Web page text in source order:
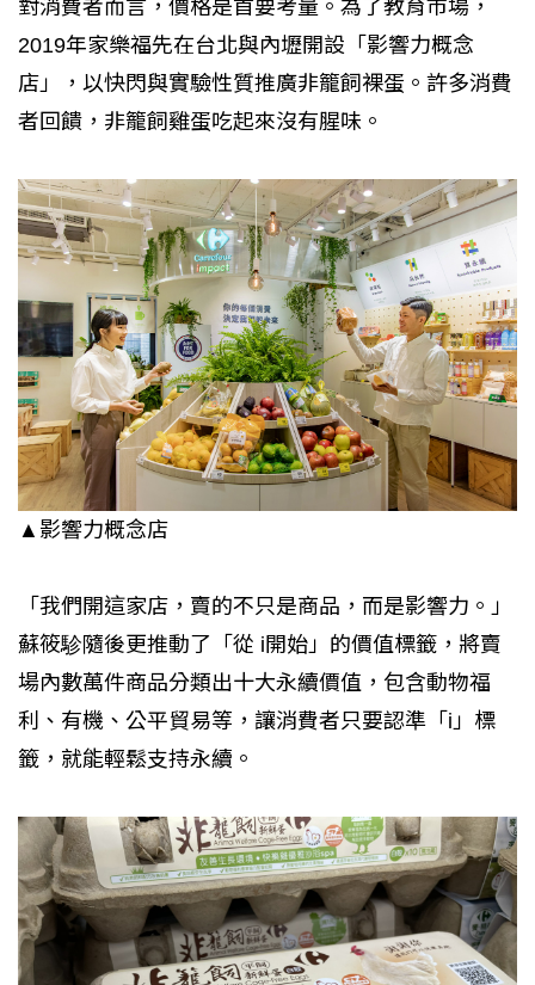
對消費者而言，價格是首要考量。為了教育市場，
2019年家樂福先在台北與內壢開設「影響力概念
店」，以快閃與實驗性質推廣非籠飼裸蛋。許多消費
者回饋，非籠飼雞蛋吃起來沒有腥味。
▲影響力概念店
「我們開這家店，賣的不只是商品，而是影響力。」
蘇筱駗隨後更推動了「從 i開始」的價值標籤，將賣
場內數萬件商品分類出十大永續價值，包含動物福
利、有機、公平貿易等，讓消費者只要認準「i」標
籤，就能輕鬆支持永續。